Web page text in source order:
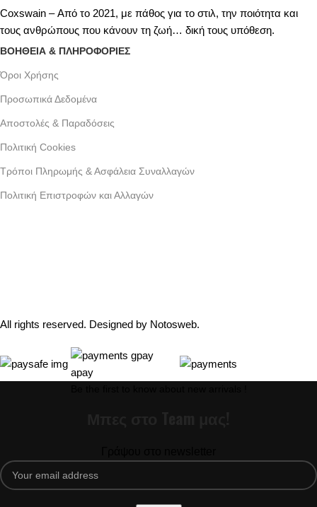
Coxswain – Από το 2021, με πάθος για το στιλ, την ποιότητα και
τους ανθρώπους που κάνουν τη ζωή… δική τους υπόθεση.
ΒΟΗΘΕΙΑ & ΠΛΗΡΟΦΟΡΙΕΣ
Όροι Xρήσης
Προσωπικά Δεδομένα
Αποστολές & Παραδόσεις
Πολιτική Cookies
Τρόποι Πληρωμής & Ασφάλεια Συναλλαγών
Πολιτική Επιστροφών και Αλλαγών
All rights reserved. Designed by Notosweb.